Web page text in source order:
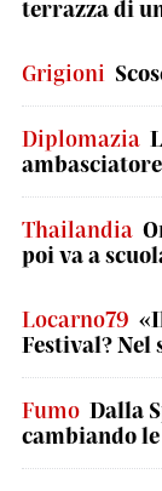
terrazza di
Grigioni
Diplomazia
Thailandia
poi va a
Locarno79
Festival? Nel
Fumo Dalla
cambiando